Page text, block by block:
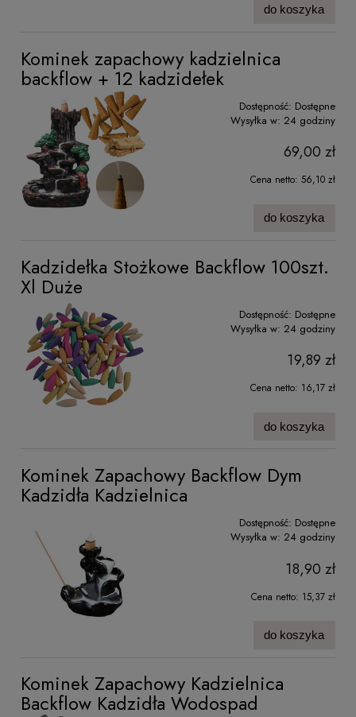
do koszyka
Kominek zapachowy kadzielnica
backflow + 12 kadzidełek
Dostępność: Dostępne
Wysyłka w: 24 godziny
69,00 zł
Cena netto: 56,10 zł
do koszyka
Kadzidełka Stożkowe Backflow 100szt.
Xl Duże
Dostępność: Dostępne
Wysyłka w: 24 godziny
19,89 zł
Cena netto: 16,17 zł
do koszyka
Kominek Zapachowy Backflow Dym
Kadzidła Kadzielnica
Dostępność: Dostępne
Wysyłka w: 24 godziny
18,90 zł
Cena netto: 15,37 zł
do koszyka
Kominek Zapachowy Kadzielnica
Backflow Kadzidła Wodospad